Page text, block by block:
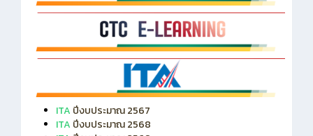
ITA ปีงบประมาณ 2567